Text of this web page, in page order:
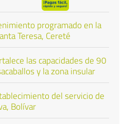
programado en la
Teresa, Cereté
las capacidades de 90
y la zona insular
del servicio de
Bolívar